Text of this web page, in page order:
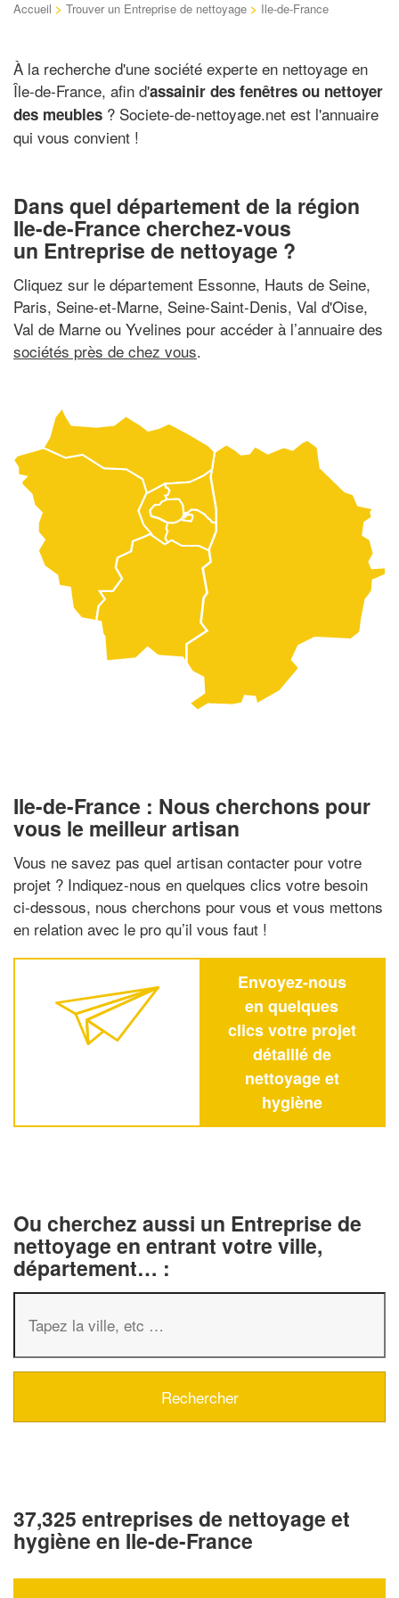
Accueil > Trouver un Entreprise de nettoyage > Ile-de-France
À la recherche d'une société experte en nettoyage en
Île-de-France, afin d'assainir des fenêtres ou nettoyer
des meubles ? Societe-de-nettoyage.net est l'annuaire
qui vous convient !
Dans quel département de la région
Ile-de-France cherchez-vous
un Entreprise de nettoyage ?
Cliquez sur le département Essonne, Hauts de Seine,
Paris, Seine-et-Marne, Seine-Saint-Denis, Val d'Oise,
Val de Marne ou Yvelines pour accéder à l’annuaire des
sociétés près de chez vous.
Ile-de-France : Nous cherchons pour
vous le meilleur artisan
Vous ne savez pas quel artisan contacter pour votre
projet ? Indiquez-nous en quelques clics votre besoin
ci-dessous, nous cherchons pour vous et vous mettons
en relation avec le pro qu’il vous faut !
Envoyez-nous
en quelques
clics votre projet
détaillé de
nettoyage et
hygiène
Ou cherchez aussi un Entreprise de
nettoyage en entrant votre ville,
département… :
37,325 entreprises de nettoyage et
hygiène en Ile-de-France